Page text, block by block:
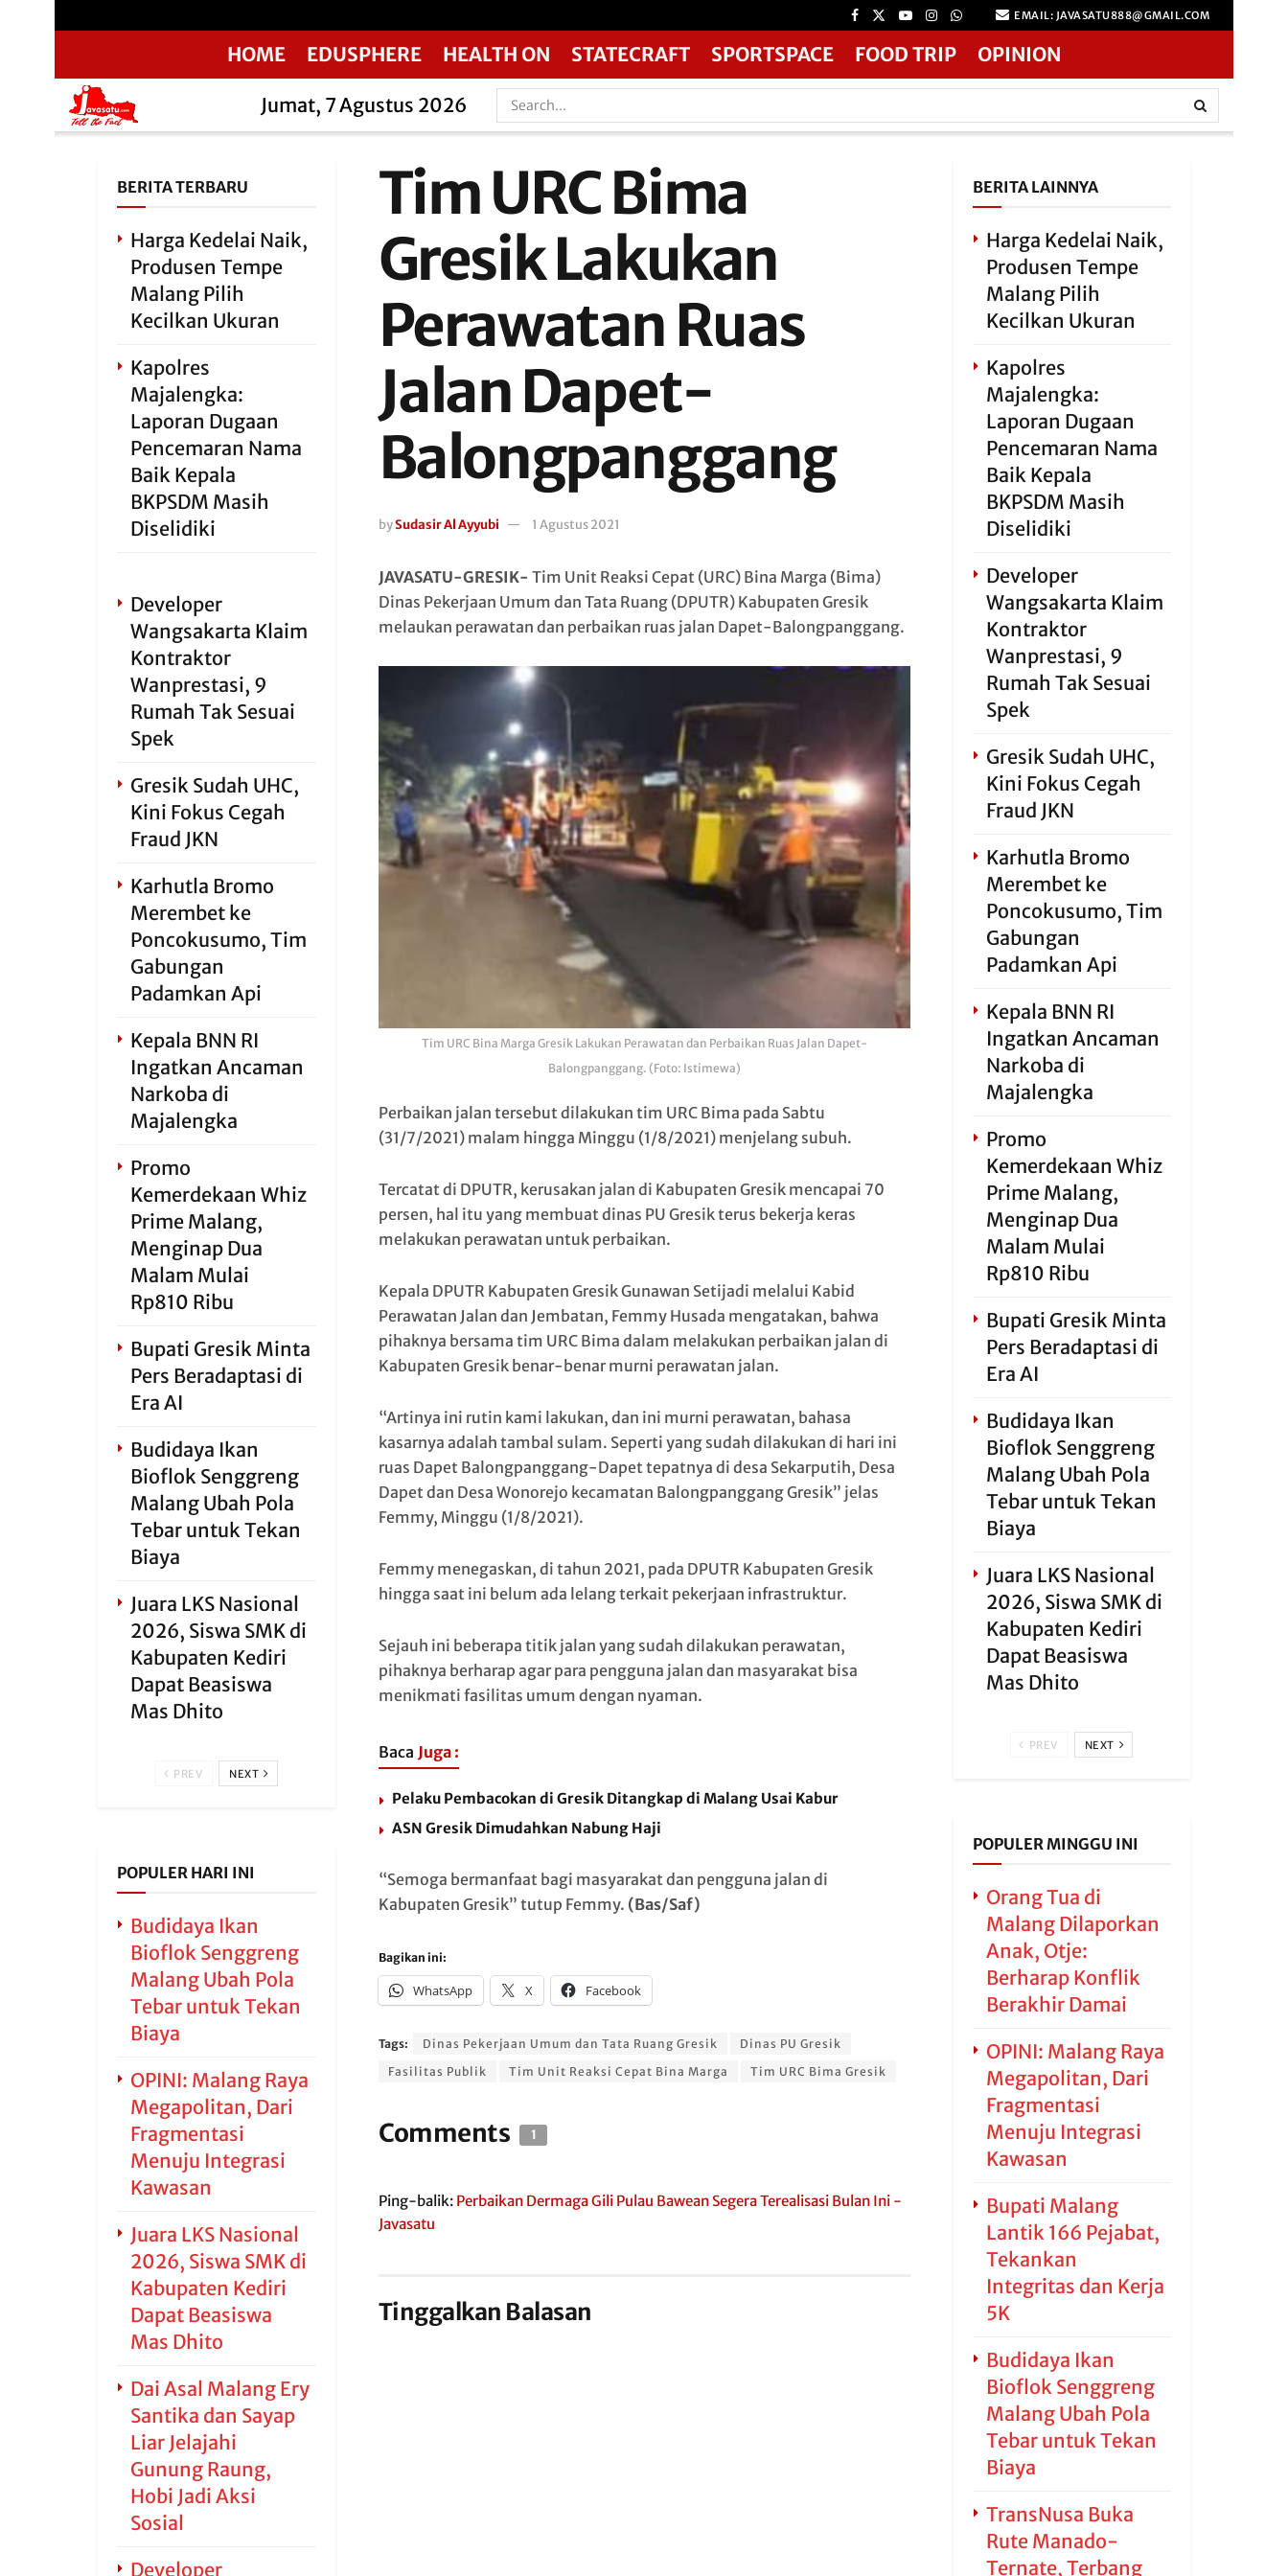
EMAIL: JAVASATU888@GMAIL.COM
HOME EDUSPHERE HEALTH ON STATECRAFT SPORTSPACE FOOD TRIP OPINION
Jumat, 7 Agustus 2026
Tim URC Bima
Gresik Lakukan
Perawatan Ruas
Jalan Dapet-
Balongpanggang
bySudasir Al Ayyubi 1 Agustus 2021
JAVASATU-GRESIK- Tim Unit Reaksi Cepat (URC) Bina Marga (Bima)
Dinas Pekerjaan Umum dan Tata Ruang (DPUTR) Kabupaten Gresik
melaukan perawatan dan perbaikan ruas jalan Dapet-Balongpanggang.
Tim URC Bina Marga Gresik Lakukan Perawatan dan Perbaikan Ruas Jalan Dapet-
Balongpanggang. (Foto: Istimewa)
Perbaikan jalan tersebut dilakukan tim URC Bima pada Sabtu
(31/7/2021) malam hingga Minggu (1/8/2021) menjelang subuh.
Tercatat di DPUTR, kerusakan jalan di Kabupaten Gresik mencapai 70
persen, hal itu yang membuat dinas PU Gresik terus bekerja keras
melakukan perawatan untuk perbaikan.
Kepala DPUTR Kabupaten Gresik Gunawan Setijadi melalui Kabid
Perawatan Jalan dan Jembatan, Femmy Husada mengatakan, bahwa
pihaknya bersama tim URC Bima dalam melakukan perbaikan jalan di
Kabupaten Gresik benar-benar murni perawatan jalan.
“Artinya ini rutin kami lakukan, dan ini murni perawatan, bahasa
kasarnya adalah tambal sulam. Seperti yang sudah dilakukan di hari ini
ruas Dapet Balongpanggang-Dapet tepatnya di desa Sekarputih, Desa
Dapet dan Desa Wonorejo kecamatan Balongpanggang Gresik” jelas
Femmy, Minggu (1/8/2021).
Femmy menegaskan, di tahun 2021, pada DPUTR Kabupaten Gresik
hingga saat ini belum ada lelang terkait pekerjaan infrastruktur.
Sejauh ini beberapa titik jalan yang sudah dilakukan perawatan,
pihaknya berharap agar para pengguna jalan dan masyarakat bisa
menikmati fasilitas umum dengan nyaman.
Baca Juga :
Pelaku Pembacokan di Gresik Ditangkap di Malang Usai Kabur
ASN Gresik Dimudahkan Nabung Haji
“Semoga bermanfaat bagi masyarakat dan pengguna jalan di
Kabupaten Gresik” tutup Femmy. (Bas/Saf)
Bagikan ini:
WhatsApp X Facebook
Tags: Dinas Pekerjaan Umum dan Tata Ruang Gresik
Dinas PU Gresik
Fasilitas Publik
Tim Unit Reaksi Cepat Bina Marga Tim URC Bima Gresik
Comments 1
Ping-balik: Perbaikan Dermaga Gili Pulau Bawean Segera Terealisasi Bulan Ini -
Javasatu
Tinggalkan Balasan
BERITA TERBARU
Harga Kedelai Naik,
Produsen Tempe
Malang Pilih
Kecilkan Ukuran
Kapolres
Majalengka:
Laporan Dugaan
Pencemaran Nama
Baik Kepala
BKPSDM Masih
Diselidiki
Developer
Wangsakarta Klaim
Kontraktor
Wanprestasi, 9
Rumah Tak Sesuai
Spek
Gresik Sudah UHC,
Kini Fokus Cegah
Fraud JKN
Karhutla Bromo
Merembet ke
Poncokusumo, Tim
Gabungan
Padamkan Api
Kepala BNN RI
Ingatkan Ancaman
Narkoba di
Majalengka
Promo
Kemerdekaan Whiz
Prime Malang,
Menginap Dua
Malam Mulai
Rp810 Ribu
Bupati Gresik Minta
Pers Beradaptasi di
Era AI
Budidaya Ikan
Bioflok Senggreng
Malang Ubah Pola
Tebar untuk Tekan
Biaya
Juara LKS Nasional
2026, Siswa SMK di
Kabupaten Kediri
Dapat Beasiswa
Mas Dhito
PREV NEXT
POPULER HARI INI
Budidaya Ikan
Bioflok Senggreng
Malang Ubah Pola
Tebar untuk Tekan
Biaya
OPINI: Malang Raya
Megapolitan, Dari
Fragmentasi
Menuju Integrasi
Kawasan
Juara LKS Nasional
2026, Siswa SMK di
Kabupaten Kediri
Dapat Beasiswa
Mas Dhito
Dai Asal Malang Ery
Santika dan Sayap
Liar Jelajahi
Gunung Raung,
Hobi Jadi Aksi
Sosial
Developer
BERITA LAINNYA
Harga Kedelai Naik,
Produsen Tempe
Malang Pilih
Kecilkan Ukuran
Kapolres
Majalengka:
Laporan Dugaan
Pencemaran Nama
Baik Kepala
BKPSDM Masih
Diselidiki
Developer
Wangsakarta Klaim
Kontraktor
Wanprestasi, 9
Rumah Tak Sesuai
Spek
Gresik Sudah UHC,
Kini Fokus Cegah
Fraud JKN
Karhutla Bromo
Merembet ke
Poncokusumo, Tim
Gabungan
Padamkan Api
Kepala BNN RI
Ingatkan Ancaman
Narkoba di
Majalengka
Promo
Kemerdekaan Whiz
Prime Malang,
Menginap Dua
Malam Mulai
Rp810 Ribu
Bupati Gresik Minta
Pers Beradaptasi di
Era AI
Budidaya Ikan
Bioflok Senggreng
Malang Ubah Pola
Tebar untuk Tekan
Biaya
Juara LKS Nasional
2026, Siswa SMK di
Kabupaten Kediri
Dapat Beasiswa
Mas Dhito
PREV NEXT
POPULER MINGGU INI
Orang Tua di
Malang Dilaporkan
Anak, Otje:
Berharap Konflik
Berakhir Damai
OPINI: Malang Raya
Megapolitan, Dari
Fragmentasi
Menuju Integrasi
Kawasan
Bupati Malang
Lantik 166 Pejabat,
Tekankan
Integritas dan Kerja
5K
Budidaya Ikan
Bioflok Senggreng
Malang Ubah Pola
Tebar untuk Tekan
Biaya
TransNusa Buka
Rute Manado-
Ternate, Terbang